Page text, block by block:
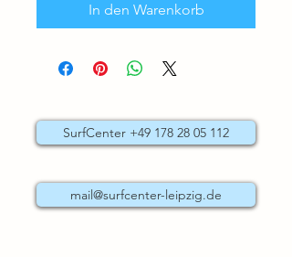
In den Warenkorb
SurfCenter +49 178 28 05 112
mail@surfcenter-leipzig.de